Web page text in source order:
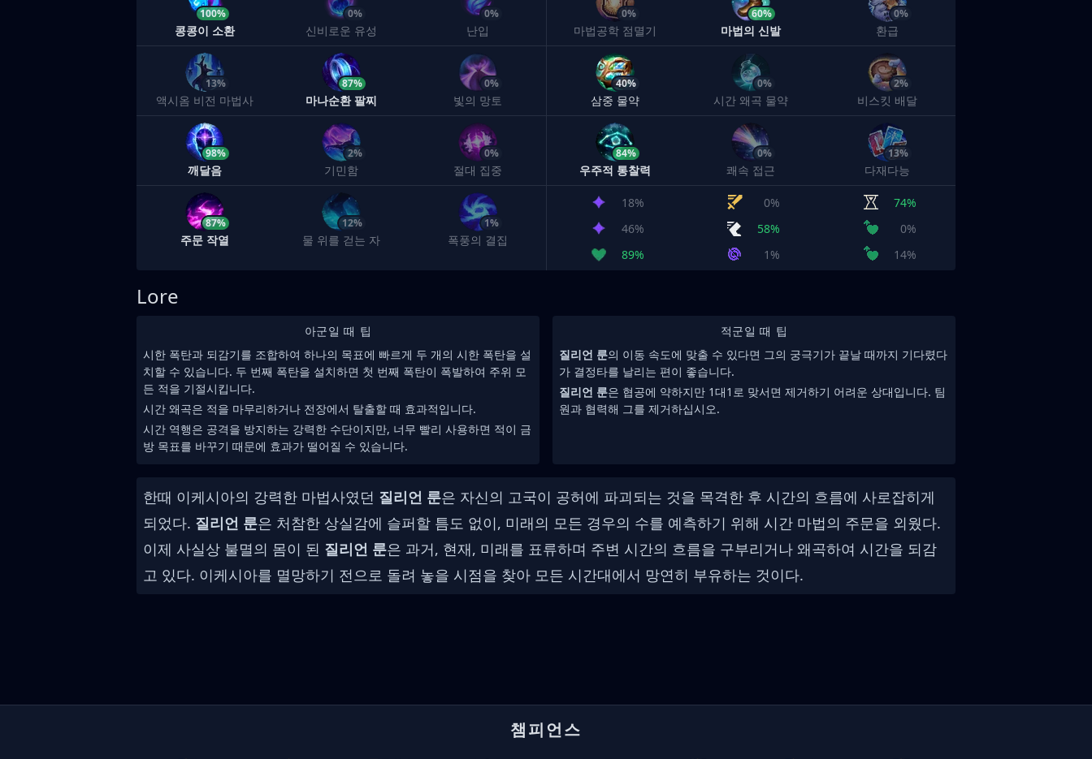
100%
콩콩이 소환
0%
신비로운 유성
0%
난입
13%
액시옴 비전 마법사
87%
마나순환 팔찌
0%
빛의 망토
98%
깨달음
2%
기민함
0%
절대 집중
87%
주문 작열
12%
물 위를 걷는 자
1%
폭풍의 결집
0%
마법공학 점멸기
60%
마법의 신발
0%
환급
40%
삼중 물약
0%
시간 왜곡 물약
2%
비스킷 배달
84%
우주적 통찰력
0%
쾌속 접근
13%
다재다능
18% 0%
74%
46%
58%
0%
89%
1% 14%
Lore
아군일 때 팁
시한 폭탄과 되감기를 조합하여 하나의 목표에 빠르게 두 개의 시한 폭탄을 설
치할 수 있습니다. 두 번째 폭탄을 설치하면 첫 번째 폭탄이 폭발하여 주위 모
든 적을 기절시킵니다.
시간 왜곡은 적을 마무리하거나 전장에서 탈출할 때 효과적입니다.
시간 역행은 공격을 방지하는 강력한 수단이지만, 너무 빨리 사용하면 적이 금
방 목표를 바꾸기 때문에 효과가 떨어질 수 있습니다.
적군일 때 팁
질리언 룬의 이동 속도에 맞출 수 있다면 그의 궁극기가 끝날 때까지 기다렸다
가 결정타를 날리는 편이 좋습니다.
질리언 룬은 협공에 약하지만 1대1로 맞서면 제거하기 어려운 상대입니다. 팀
원과 협력해 그를 제거하십시오.
한때 이케시아의 강력한 마법사였던 질리언 룬은 자신의 고국이 공허에 파괴되는 것을 목격한 후 시간의 흐름에 사로잡히게
되었다. 질리언 룬은 처참한 상실감에 슬퍼할 틈도 없이, 미래의 모든 경우의 수를 예측하기 위해 시간 마법의 주문을 외웠다.
이제 사실상 불멸의 몸이 된 질리언 룬은 과거, 현재, 미래를 표류하며 주변 시간의 흐름을 구부리거나 왜곡하여 시간을 되감
고 있다. 이케시아를 멸망하기 전으로 돌려 놓을 시점을 찾아 모든 시간대에서 망연히 부유하는 것이다.
챔피언스